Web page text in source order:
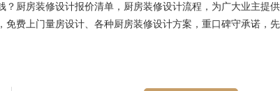
厨房装修设计报价清单，厨房装修设计流程，为广大业主提
费上门量房设计、各种厨房装修设计方案，重口碑守承诺，